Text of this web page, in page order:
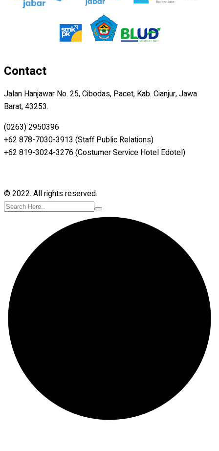
Contact
Jalan Hanjawar No. 25, Cibodas, Pacet, Kab. Cianjur, Jawa
Barat, 43253.
(0263) 2950396
+62 878-7030-3913 (Staff Public Relations)
+62 819-3024-3276 (Costumer Service Hotel Edotel)
© 2022. All rights reserved.